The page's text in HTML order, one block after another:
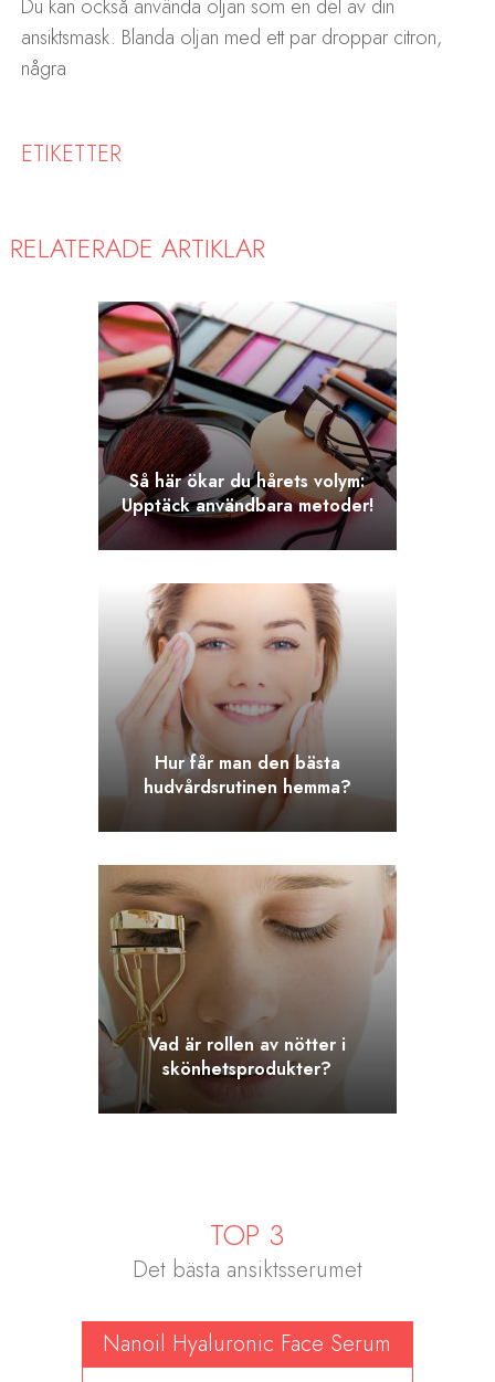
Du kan också använda oljan som en del av din
ansiktsmask. Blanda oljan med ett par droppar citron,
några
ETIKETTER
RELATERADE ARTIKLAR
Så här ökar du hårets volym:
Upptäck användbara metoder!
Hur får man den bästa
hudvårdsrutinen hemma?
Vad är rollen av nötter i
skönhetsprodukter?
TOP 3
Det bästa ansiktsserumet
Nanoil Hyaluronic Face Serum